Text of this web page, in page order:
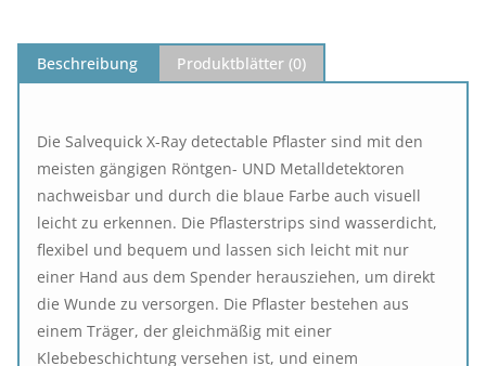
Beschreibung Produktblätter (0)
Die Salvequick X-Ray detectable Pflaster sind mit den
meisten gängigen Röntgen- UND Metalldetektoren
nachweisbar und durch die blaue Farbe auch visuell
leicht zu erkennen. Die Pflasterstrips sind wasserdicht,
flexibel und bequem und lassen sich leicht mit nur
einer Hand aus dem Spender herausziehen, um direkt
die Wunde zu versorgen. Die Pflaster bestehen aus
einem Träger, der gleichmäßig mit einer
Klebebeschichtung versehen ist, und einem